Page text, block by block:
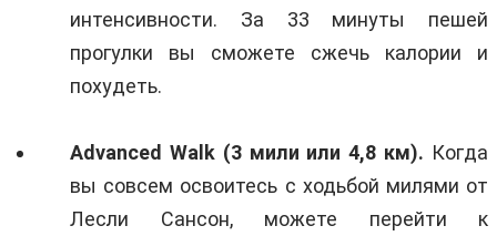
интенсивности. За 33 минуты пешей
прогулки вы сможете сжечь калории и
похудеть.
Advanced Walk (3 мили или 4,8 км). Когда
вы совсем освоитесь с ходьбой милями от
Лесли Сансон, можете перейти к